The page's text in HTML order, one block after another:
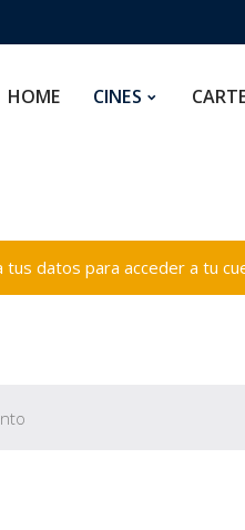
HOME CINES
tus datos para acceder a tu